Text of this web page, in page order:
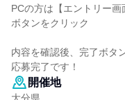
PCの方は【エントリー画
ボタンをクリック
内容を確認後、完了ボタ
応募完了です！
開催地